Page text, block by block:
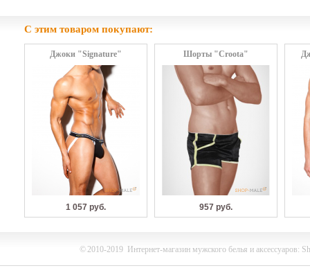
С этим товаром покупают:
Джоки "Signature"
1 057 руб.
Шорты "Croota"
957 руб.
©2010-2019 Интернет-магазин мужского белья и аксессуаров: